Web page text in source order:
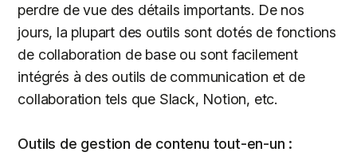
perdre de vue des détails importants. De nos
jours, la plupart des outils sont dotés de fonctions
de collaboration de base ou sont facilement
intégrés à des outils de communication et de
collaboration tels que Slack, Notion, etc.
Outils de gestion de contenu tout-en-un :